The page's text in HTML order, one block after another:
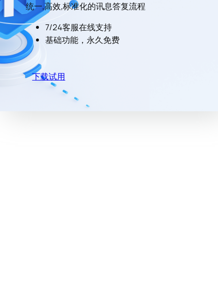
统一,高效,标准化的讯息答复流程
7/24客服在线支持
基础功能，永久免费
下载试用